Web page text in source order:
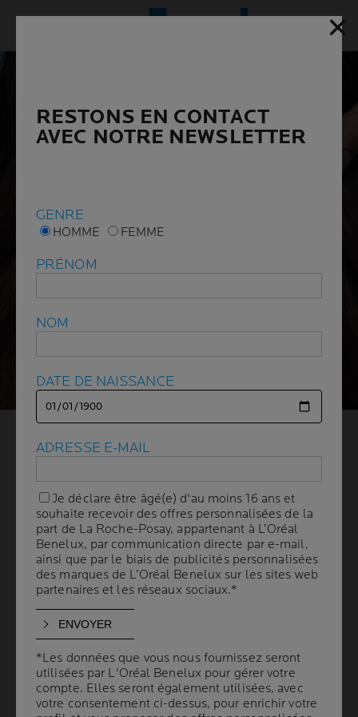
QUELLES PRÉCAUTIONS
PRENDRE
LORSQU'ON UTILISE DU
MAQUILLAGE SUR UN
PROBLÈME DE
PIGMENTATION ?
1 min. de lecture| By La Roche-Posay| 03 avril 2024
Lesproblèmes de pigmentation, qu'il s'agisse d'hypo-
✕
RESTONS EN CONTACT
AVEC NOTRE NEWSLETTER
GENRE
HOMME FEMME
PRÉNOM
NOM
DATE DE NAISSANCE
ADRESSE E-MAIL
Je déclare être âgé(e) d'au moins 16 ans et
souhaite recevoir des offres personnalisées de la
part de La Roche-Posay, appartenant à L’Oréal
Benelux, par communication directe par e-mail,
ainsi que par le biais de publicités personnalisées
des marques de L’Oréal Benelux sur les sites web
partenaires et les réseaux sociaux.*
*Les données que vous nous fournissez seront
utilisées par L'Oréal Benelux pour gérer votre
compte. Elles seront également utilisées, avec
votre consentement ci-dessus, pour enrichir votre
✕
RESTONS EN CONTACT
AVEC NOTRE NEWSLETTER
GENRE
HOMME FEMME
PRÉNOM
NOM
DATE DE NAISSANCE
ADRESSE E-MAIL
Je déclare être âgé(e) d'au moins 16 ans et
souhaite recevoir des offres personnalisées de la
part de La Roche-Posay, appartenant à L’Oréal
Benelux, par communication directe par e-mail,
ainsi que par le biais de publicités personnalisées
des marques de L’Oréal Benelux sur les sites web
partenaires et les réseaux sociaux.*
*Les données que vous nous fournissez seront
utilisées par L'Oréal Benelux pour gérer votre
compte. Elles seront également utilisées, avec
votre consentement ci-dessus, pour enrichir votre